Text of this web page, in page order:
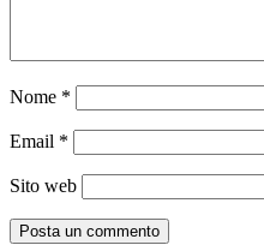
Nome *
Email *
Sito web